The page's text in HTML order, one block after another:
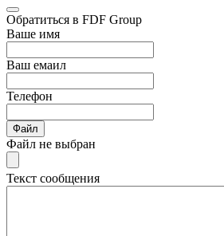
Обратиться в FDF Group
Ваше имя
Ваш емаил
Телефон
Файл
Файл не выбран
Текст сообщения